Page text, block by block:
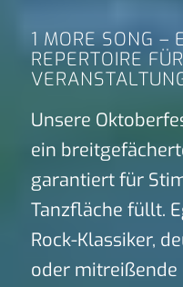
1 MORE SONG –
REPERTOIRE
Unsere
ein
garantiert für
Tanzfläche füllt.
Rock-Klassiker,
oder